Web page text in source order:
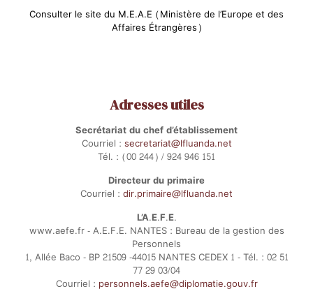
Consulter le site du M.E.A.E (Ministère de l’Europe et des
Affaires Étrangères)
Adresses utiles
Secrétariat du chef d’établissement
Courriel : secretariat@lfluanda.net
Tél. : (00 244) / 924 946 151
Directeur du primaire
Courriel : dir.primaire@lfluanda.net
L’A.E.F.E.
www.aefe.fr - A.E.F.E. NANTES : Bureau de la gestion des
Personnels
1, Allée Baco - BP 21509 -44015 NANTES CEDEX 1 - Tél. : 02 51
77 29 03/04
Courriel : personnels.aefe@diplomatie.gouv.fr